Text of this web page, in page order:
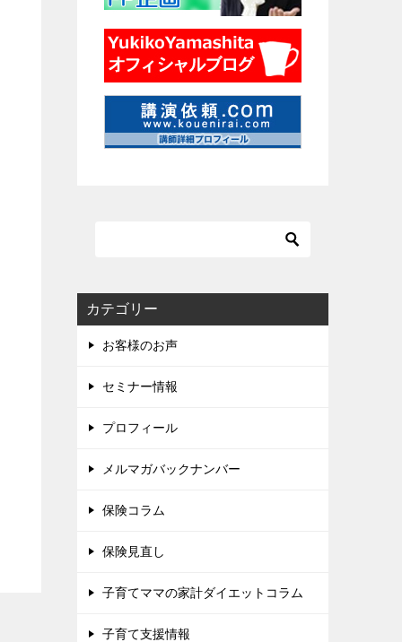
カテゴリー
お客様のお声
セミナー情報
プロフィール
メルマガバックナンバー
保険コラム
保険見直し
子育てママの家計ダイエットコラム
子育て支援情報